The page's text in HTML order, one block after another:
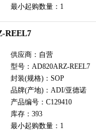
最小起购数量： 1
REEL7
供应商： 自营
型号： AD820ARZ-REEL7
封装(规格)： SOP
品牌(产地)： ADI/亚德诺
产品编号： C129410
库存： 393
最小起购数量： 1